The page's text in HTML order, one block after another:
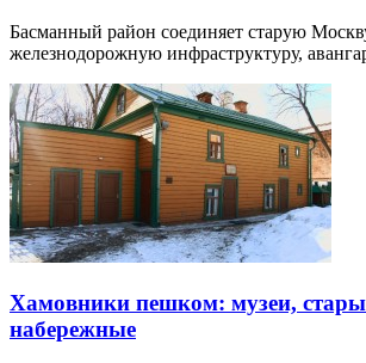
Басманный район соединяет старую
железнодорожную инфраструктуру,
Хамовники пешком: музеи,
набережные